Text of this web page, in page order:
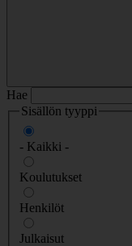
Hae
Sisällön tyyppi
- Kaikki -
Koulutukset
Henkilöt
Julkaisut